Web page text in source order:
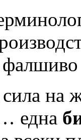
на
една